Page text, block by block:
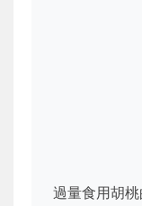
過量食用胡